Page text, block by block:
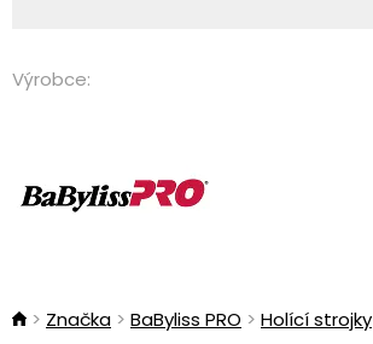
Výrobce:
Značka BaByliss PRO Holící strojky